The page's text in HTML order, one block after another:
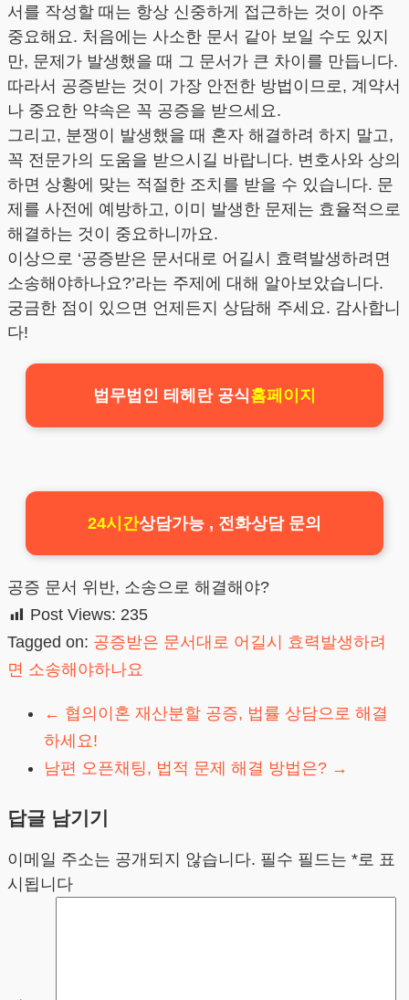
서를 작성할 때는 항상 신중하게 접근하는 것이 아주
중요해요. 처음에는 사소한 문서 같아 보일 수도 있지
만, 문제가 발생했을 때 그 문서가 큰 차이를 만듭니다.
따라서 공증받는 것이 가장 안전한 방법이므로, 계약서
나 중요한 약속은 꼭 공증을 받으세요.
그리고, 분쟁이 발생했을 때 혼자 해결하려 하지 말고,
꼭 전문가의 도움을 받으시길 바랍니다. 변호사와 상의
하면 상황에 맞는 적절한 조치를 받을 수 있습니다. 문
제를 사전에 예방하고, 이미 발생한 문제는 효율적으로
해결하는 것이 중요하니까요.
이상으로 ‘공증받은 문서대로 어길시 효력발생하려면
소송해야하나요?’라는 주제에 대해 알아보았습니다.
궁금한 점이 있으면 언제든지 상담해 주세요. 감사합니
다!
법무법인 테헤란 공식홈페이지
24시간상담가능 , 전화상담 문의
공증 문서 위반, 소송으로 해결해야?
Post Views: 235
Tagged on: 공증받은 문서대로 어길시 효력발생하려
면 소송해야하나요
← 협의이혼 재산분할 공증, 법률 상담으로 해결
하세요!
남편 오픈채팅, 법적 문제 해결 방법은? →
답글 남기기
이메일 주소는 공개되지 않습니다. 필수 필드는 *로 표
시됩니다